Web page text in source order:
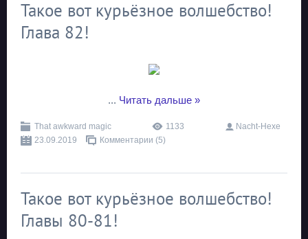
Такое вот курьёзное волшебство!
Глава 82!
... Читать дальше »
That awkward magic 1133
Nacht-Hexe
23.09.2019
Комментарии (5)
Такое вот курьёзное волшебство!
Главы 80-81!